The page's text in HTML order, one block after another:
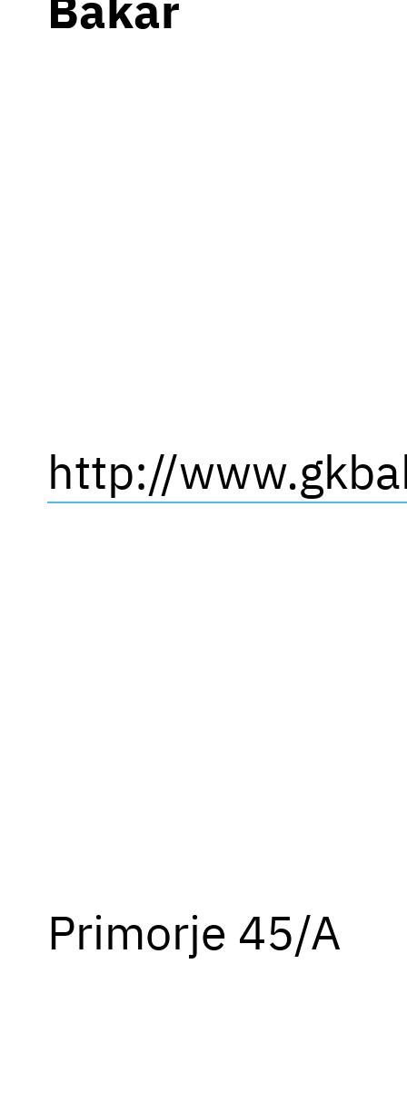
http://
Primorje 45/A